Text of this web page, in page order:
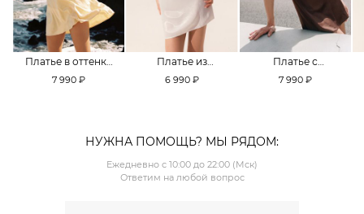
Платье в оттенке
Pale Banana
7 990 ₽
Платье из
смесовой вискозы
6 990 ₽
Платье с
кружевной
7 990 ₽
НУЖНА ПОМОЩЬ? МЫ РЯДОМ:
Ежедневно с 10:00 до 22:00 (Мск)
Ответим на любой вопрос